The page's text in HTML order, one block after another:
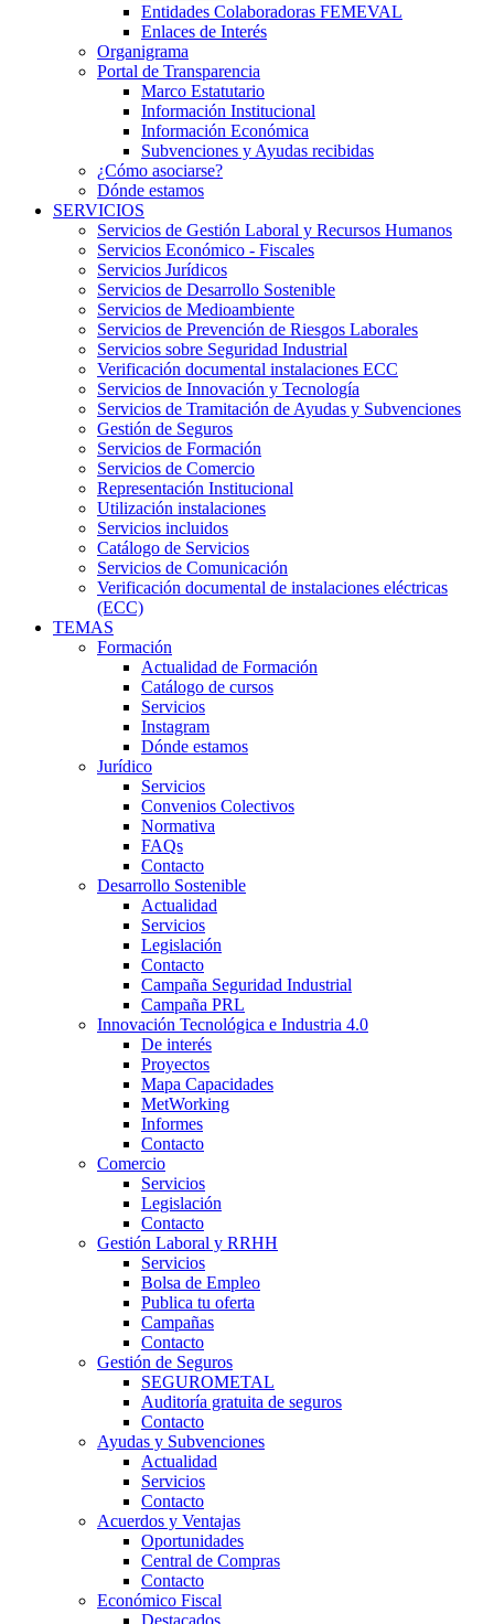
Entidades Colaboradoras FEMEVAL
Enlaces de Interés
Organigrama
Portal de Transparencia
Marco Estatutario
Información Institucional
Información Económica
Subvenciones y Ayudas recibidas
¿Cómo asociarse?
Dónde estamos
SERVICIOS
Servicios de Gestión Laboral y Recursos Humanos
Servicios Económico - Fiscales
Servicios Jurídicos
Servicios de Desarrollo Sostenible
Servicios de Medioambiente
Servicios de Prevención de Riesgos Laborales
Servicios sobre Seguridad Industrial
Verificación documental instalaciones ECC
Servicios de Innovación y Tecnología
Servicios de Tramitación de Ayudas y Subvenciones
Gestión de Seguros
Servicios de Formación
Servicios de Comercio
Representación Institucional
Utilización instalaciones
Servicios incluidos
Catálogo de Servicios
Servicios de Comunicación
Verificación documental de instalaciones eléctricas
(ECC)
TEMAS
Formación
Actualidad de Formación
Catálogo de cursos
Servicios
Instagram
Dónde estamos
Jurídico
Servicios
Convenios Colectivos
Normativa
FAQs
Contacto
Desarrollo Sostenible
Actualidad
Servicios
Legislación
Contacto
Campaña Seguridad Industrial
Campaña PRL
Innovación Tecnológica e Industria 4.0
De interés
Proyectos
Mapa Capacidades
MetWorking
Informes
Contacto
Comercio
Servicios
Legislación
Contacto
Gestión Laboral y RRHH
Servicios
Bolsa de Empleo
Publica tu oferta
Campañas
Contacto
Gestión de Seguros
SEGUROMETAL
Auditoría gratuita de seguros
Contacto
Ayudas y Subvenciones
Actualidad
Servicios
Contacto
Acuerdos y Ventajas
Oportunidades
Central de Compras
Contacto
Económico Fiscal
Destacados